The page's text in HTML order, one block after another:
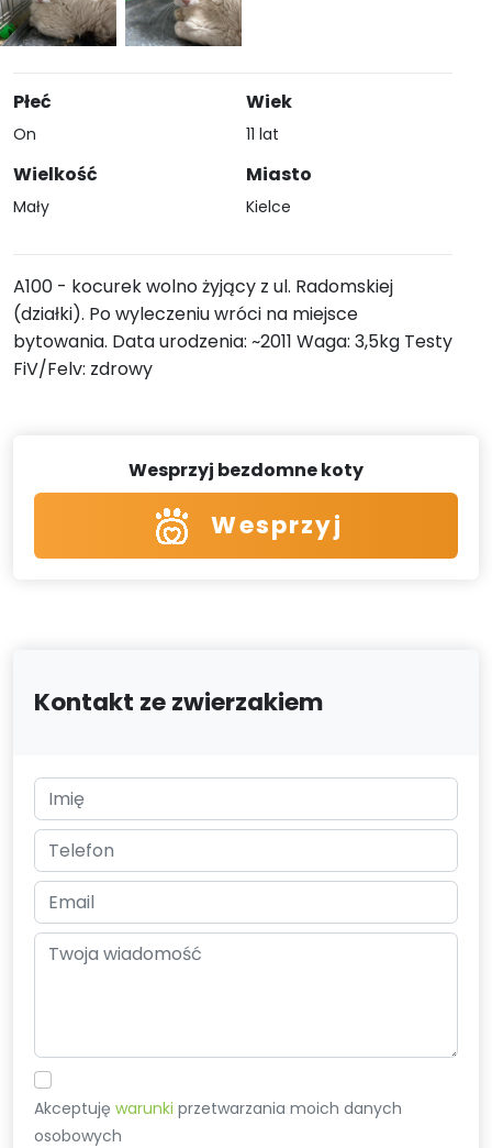
Płeć
On
Wielkość
Mały
Wiek
11 lat
Miasto
Kielce
A100 - kocurek wolno żyjący z ul. Radomskiej
(działki). Po wyleczeniu wróci na miejsce
bytowania. Data urodzenia: ~2011 Waga: 3,5kg Testy
FiV/Felv: zdrowy
Wesprzyj bezdomne koty
Wesprzyj
Kontakt ze zwierzakiem
Akceptujęwarunki przetwarzania moich danych
osobowych